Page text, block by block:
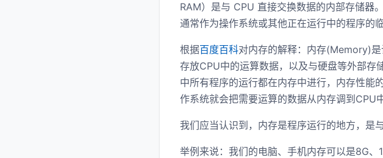
RAM）是与 CPU 直接交换数据的内部存储器
通常作为操作系统或其他正在运行中的程序的
根据百度百科对内存的解释：内存(Memory)
存放CPU中的运算数据，以及与硬盘等外部存
中所有程序的运行都在内存中进行，内存性能
作系统就会把需要运算的数据从内存调到CPU
我们应当认识到，内存是程序运行的地方，是
举例来说：我们的电脑、手机内存可以是8G、